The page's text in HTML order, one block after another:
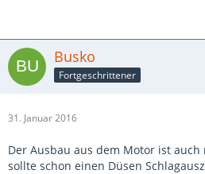
Busko
Fortgeschrittener
31. Januar 2016
Der Ausbau aus dem Motor ist
sollte schon einen Düsen